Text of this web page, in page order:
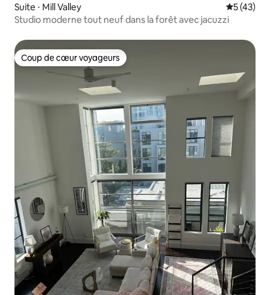
Suite ⋅ Mill Valley
5 (43)
Studio moderne tout neuf dans la forêt avec jacuzzi
Coup de cœur voyageurs
Coup de cœur voyageurs